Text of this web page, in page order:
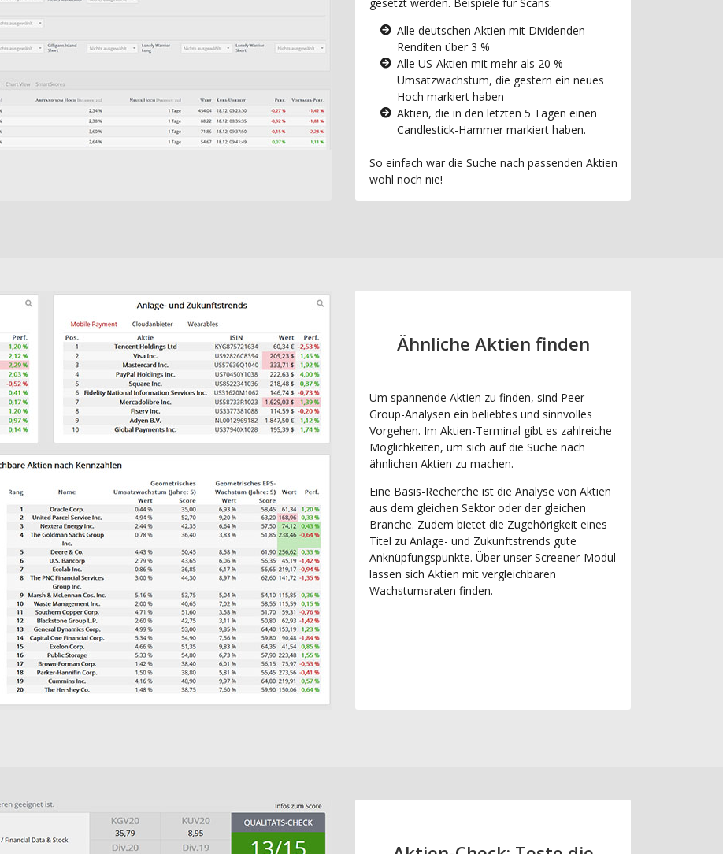
Alle deutschen Aktien mit Dividenden-
Renditen über 3 %
Alle US-Aktien mit mehr als 20 %
Umsatzwachstum, die gestern ein neues
Hoch markiert haben
Aktien, die in den letzten 5 Tagen einen
Candlestick-Hammer markiert haben.
So einfach war die Suche nach passenden Aktien
wohl noch nie!
Ähnliche Aktien finden
Um spannende Aktien zu finden, sind Peer-
Group-Analysen ein beliebtes und sinnvolles
Vorgehen. Im Aktien-Terminal gibt es zahlreiche
Möglichkeiten, um sich auf die Suche nach
ähnlichen Aktien zu machen.
Eine Basis-Recherche ist die Analyse von Aktien
aus dem gleichen Sektor oder der gleichen
Branche. Zudem bietet die Zugehörigkeit eines
Titel zu Anlage- und Zukunftstrends gute
Anknüpfungspunkte. Über unser Screener-Modul
lassen sich Aktien mit vergleichbaren
Wachstumsraten finden.